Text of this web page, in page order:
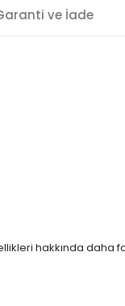
ve İade
hakkında